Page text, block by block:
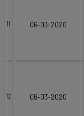
11 06-03-2020
12 06-03-2020